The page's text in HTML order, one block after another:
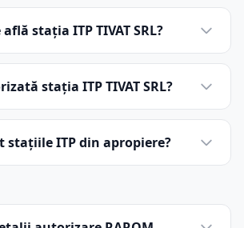
află stația ITP TIVAT SRL?
stația ITP TIVAT SRL?
stațiile ITP din apropiere?